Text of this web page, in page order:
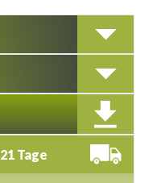
21 Tage